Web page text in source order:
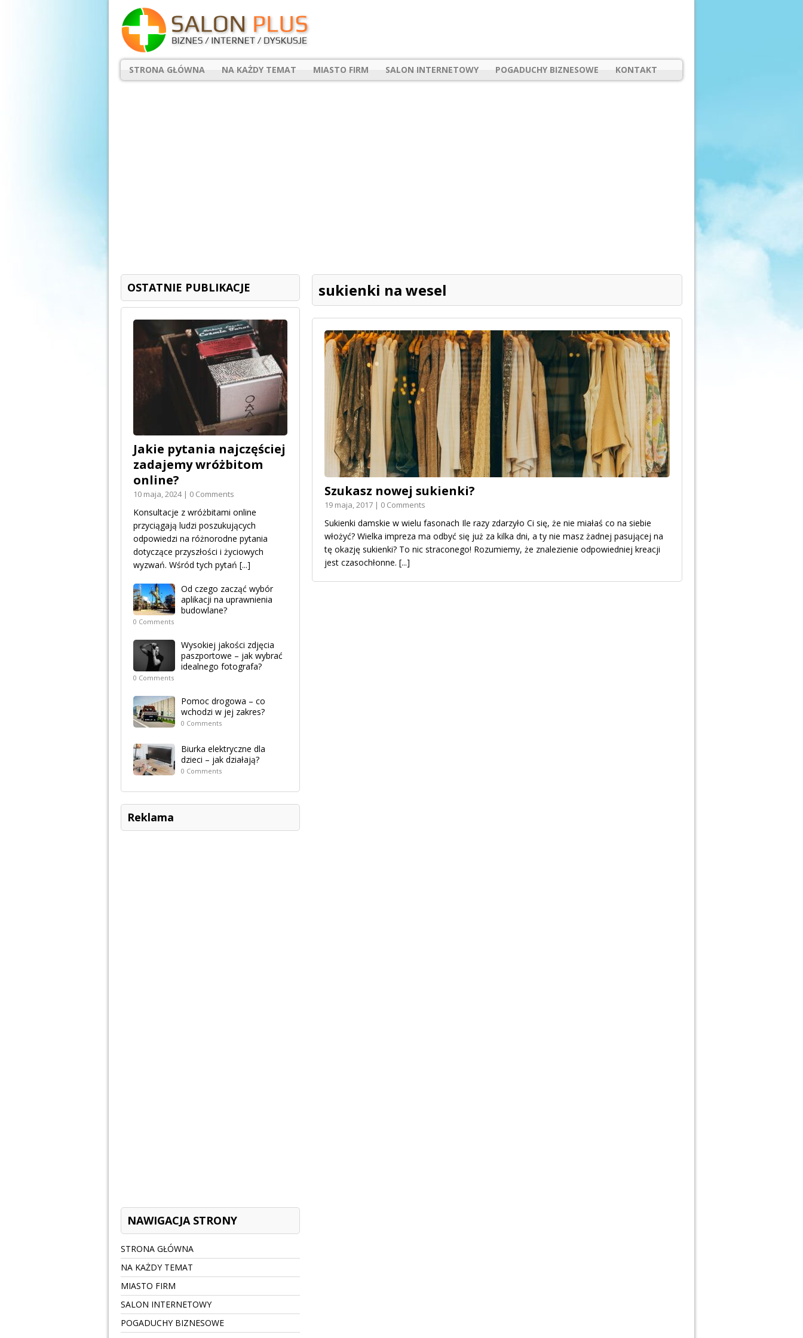
STRONA GŁÓWNA NA KAŻDY TEMAT MIASTO FIRM SALON INTERNETOWY POGADUCHY BIZNESOWE KONTAKT
sukienki na wesel
Szukasz nowej sukienki?
19 maja, 2017 | 0 Comments
Sukienki damskie w wielu fasonach Ile razy zdarzyło Ci się, że nie miałaś co na siebie
włożyć? Wielka impreza ma odbyć się już za kilka dni, a ty nie masz żadnej pasującej na
tę okazję sukienki? To nic straconego! Rozumiemy, że znalezienie odpowiedniej kreacji
jest czasochłonne. [...]
OSTATNIE PUBLIKACJE
Jakie pytania najczęściej
zadajemy wróżbitom
online?
10 maja, 2024 | 0 Comments
Konsultacje z wróżbitami online
przyciągają ludzi poszukujących
odpowiedzi na różnorodne pytania
dotyczące przyszłości i życiowych
wyzwań. Wśród tych pytań [...]
Od czego zacząć wybór
aplikacji na uprawnienia
budowlane?
0 Comments
Wysokiej jakości zdjęcia
paszportowe – jak wybrać
idealnego fotografa?
0 Comments
Pomoc drogowa – co
wchodzi w jej zakres?
0 Comments
Biurka elektryczne dla
dzieci – jak działają?
0 Comments
Reklama
NAWIGACJA STRONY
STRONA GŁÓWNA
NA KAŻDY TEMAT
MIASTO FIRM
SALON INTERNETOWY
POGADUCHY BIZNESOWE